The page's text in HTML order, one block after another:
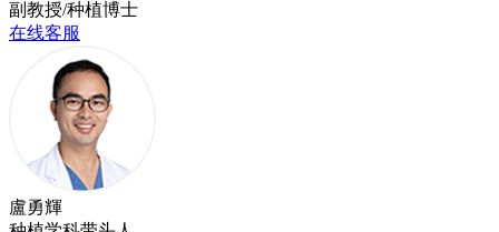
副教授/种植博士
在线客服
盧勇輝